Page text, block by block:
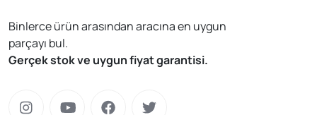
Binlerce ürün arasından aracına en uygun
parçayı bul.
Gerçek stok ve uygun fiyat garantisi.